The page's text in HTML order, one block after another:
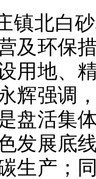
镇北白
及环保
用地、
辉强调
盘活集
发展底
生产；